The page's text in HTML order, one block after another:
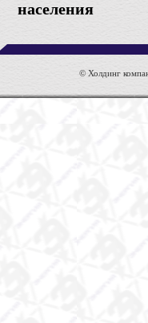
населения
© Холдинг